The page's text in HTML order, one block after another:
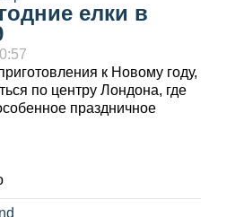
елки в
к Новому году,
по центру Лондона, где
праздничное